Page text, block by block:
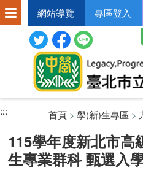
網站導覽 專區登入
:::
:::
115學年度新北市高
生專業群科 甄選入
首頁> 學(新)生專區 >